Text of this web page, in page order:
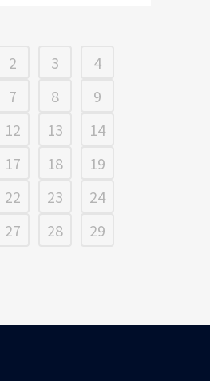
2 3
4
7 8
9
12 13
14
17 18
19
22 23
24
27 28
29